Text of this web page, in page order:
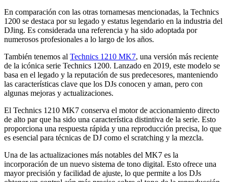
En comparación con las otras tornamesas mencionadas, la Technics
1200 se destaca por su legado y estatus legendario en la industria del
DJing. Es considerada una referencia y ha sido adoptada por
numerosos profesionales a lo largo de los años.
También tenemos al Technics 1210 MK7, una versión más reciente
de la icónica serie Technics 1200. Lanzado en 2019, este modelo se
basa en el legado y la reputación de sus predecesores, manteniendo
las características clave que los DJs conocen y aman, pero con
algunas mejoras y actualizaciones.
El Technics 1210 MK7 conserva el motor de accionamiento directo
de alto par que ha sido una característica distintiva de la serie. Esto
proporciona una respuesta rápida y una reproducción precisa, lo que
es esencial para técnicas de DJ como el scratching y la mezcla.
Una de las actualizaciones más notables del MK7 es la
incorporación de un nuevo sistema de tono digital. Esto ofrece una
mayor precisión y facilidad de ajuste, lo que permite a los DJs